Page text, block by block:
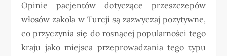
Opinie pacjentów dotyczące przeszczepów
włosów zakola w Turcji są zazwyczaj pozytywne,
co przyczynia się do rosnącej popularności tego
kraju jako miejsca przeprowadzania tego typu